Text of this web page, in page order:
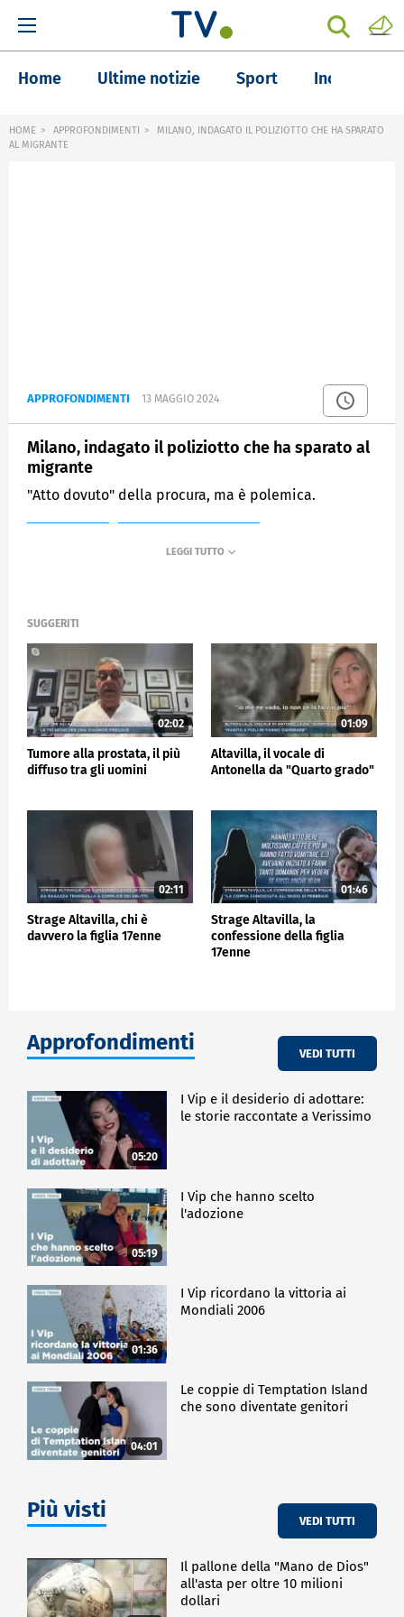
Home Ultime notizie Sport Inchieste
HOME APPROFONDIMENTI
MILANO, INDAGATO IL POLIZIOTTO CHE HA SPARATO
AL MIGRANTE
APPROFONDIMENTI 13 MAGGIO 2024
Milano, indagato il poliziotto che ha sparato al
migrante
"Atto dovuto" della procura, ma è polemica.
SUGGERITI
02:02
Tumore alla prostata, il più
diffuso tra gli uomini
01:09
Altavilla, il vocale di
Antonella da "Quarto grado"
02:11
Strage Altavilla, chi è
davvero la figlia 17enne
01:46
Strage Altavilla, la
confessione della figlia
17enne
Approfondimenti VEDI TUTTI
05:20
I Vip e il desiderio di adottare:
le storie raccontate a Verissimo
05:19
I Vip che hanno scelto
l'adozione
01:36
I Vip ricordano la vittoria ai
Mondiali 2006
04:01
Le coppie di Temptation Island
che sono diventate genitori
Più visti VEDI TUTTI
Il pallone della "Mano de Dios"
all'asta per oltre 10 milioni
dollari